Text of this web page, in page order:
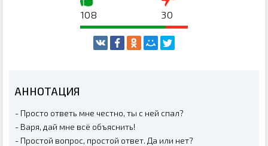
108 30
АННОТАЦИЯ
- Просто ответь мне честно, ты с ней спал?
- Варя, дай мне всё объяснить!
- Простой вопрос, простой ответ. Да или нет?